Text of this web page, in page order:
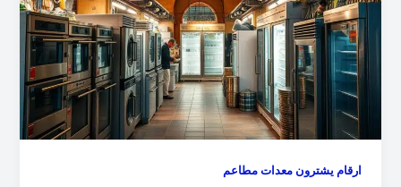
ارقام يشترون معدات مطاعم